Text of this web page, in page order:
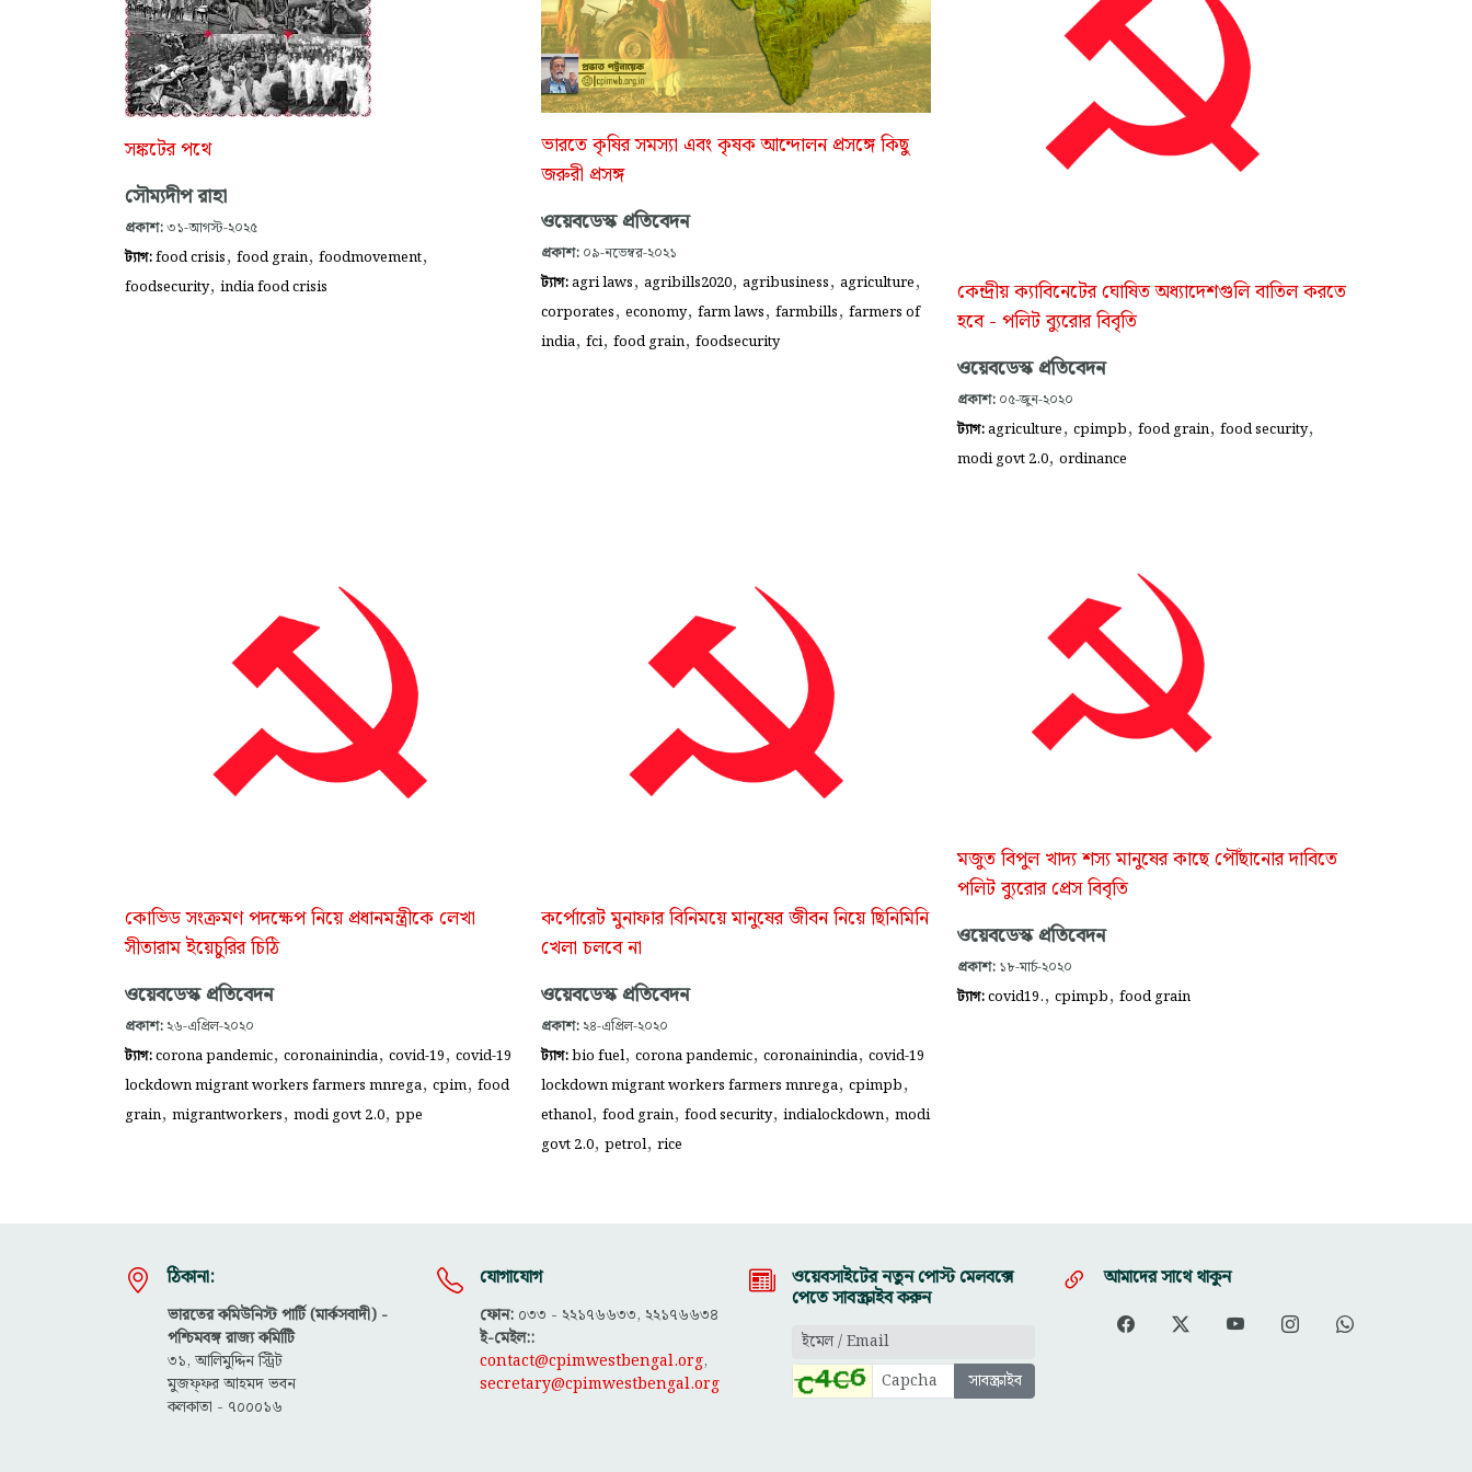
সঙ্কটের পথে
সৌম্যদীপ রাহা
প্রকাশ:৩১-আগস্ট-২০২৫
ট্যাগ:food crisis, food grain, foodmovement,
foodsecurity, india food crisis
ভারতে কৃষির সমস্যা এবং কৃষক আন্দোলন প্রসঙ্গে কিছু
জরুরী প্রসঙ্গ
ওয়েবডেস্ক প্রতিবেদন
প্রকাশ: ০৯-নভেম্বর-২০২১
ট্যাগ:agri laws, agribills2020, agribusiness, agriculture,
corporates, economy, farm laws, farmbills, farmers of
india, fci, food grain, foodsecurity
কেন্দ্রীয় ক্যাবিনেটের ঘোষিত অধ্যাদেশগুলি বাতিল করতে
হবে - পলিট ব্যুরোর বিবৃতি
ওয়েবডেস্ক প্রতিবেদন
প্রকাশ: ০৫-জুন-২০২০
ট্যাগ:agriculture, cpimpb, food grain, food security,
modi govt 2.0, ordinance
কোভিড সংক্রমণ পদক্ষেপ নিয়ে প্রধানমন্ত্রীকে লেখা
সীতারাম ইয়েচুরির চিঠি
ওয়েবডেস্ক প্রতিবেদন
প্রকাশ: ২৬-এপ্রিল-২০২০
ট্যাগ:corona pandemic, coronainindia, covid-19, covid-19
lockdown migrant workers farmers mnrega, cpim, food
grain, migrantworkers, modi govt 2.0, ppe
কর্পোরেট মুনাফার বিনিময়ে মানুষের জীবন নিয়ে ছিনিমিনি
খেলা চলবে না
ওয়েবডেস্ক প্রতিবেদন
প্রকাশ: ২৪-এপ্রিল-২০২০
ট্যাগ:bio fuel, corona pandemic, coronainindia, covid-19
lockdown migrant workers farmers mnrega, cpimpb,
ethanol, food grain, food security, indialockdown, modi
govt 2.0, petrol, rice
মজুত বিপুল খাদ্য শস্য মানুষের কাছে পৌঁছানোর দাবিতে
পলিট ব্যুরোর প্রেস বিবৃতি
ওয়েবডেস্ক প্রতিবেদন
প্রকাশ: ১৮-মার্চ-২০২০
ট্যাগ:covid19., cpimpb, food grain
ঠিকানা:
ভারতের কমিউনিস্ট পার্টি (মার্কসবাদী) -
পশ্চিমবঙ্গ রাজ্য কমিটিি
৩১, আলিমুদ্দিন স্ট্রিট
মুজফ্ফ‌র আহমদ ভবন
কলকাতা - ৭০০০১৬
যোগাযোগ
ফোন: ০৩৩ - ২২১৭৬৬৩৩, ২২১৭৬৬৩৪
ই-মেইল::
contact@cpimwestbengal.org,
secretary@cpimwestbengal.org
ওয়েবসাইটের নতুন পোস্ট মেলবক্সে
পেতে সাবস্ক্রাইব করুন
আমাদের সাথে থাকুন